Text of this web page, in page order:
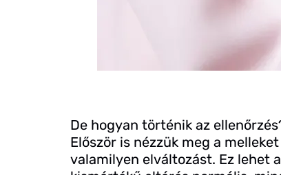
De hogyan történik az
Először is nézzük meg a
valamilyen elváltozást. Ez lehet